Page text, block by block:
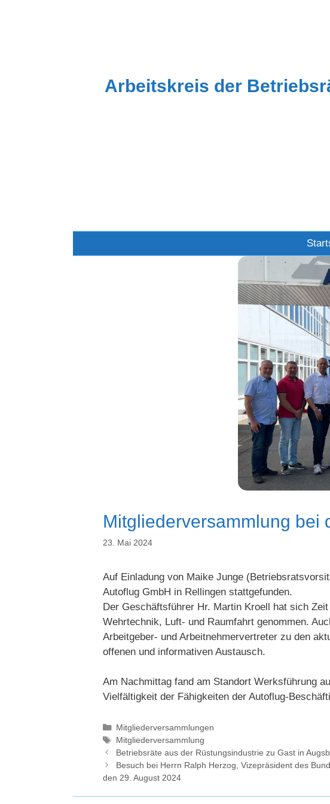
Arbeitskreis der
Mitgliederversammlung bei
23. Mai 2024
Auf Einladung von Maike Junge
Autoflug GmbH in Rellingen stattgefunden.
Der Geschäftsführer Hr. Martin Kroell hat sich
Wehrtechnik, Luft- und Raumfahrt genommen.
Arbeitgeber- und Arbeitnehmervertreter zu den
offenen und informativen Austausch.
Am Nachmittag fand am Standort Werksführung
Vielfältigkeit der Fähigkeiten der Autoflug-
Kategorien
Mitgliederversammlungen
Schlagwörter
Mitgliederversammlung
Betriebsräte aus der Rüstungsindustrie zu Gast in
Besuch bei Herrn Ralph Herzog, Vizepräsident des
den 29. August 2024